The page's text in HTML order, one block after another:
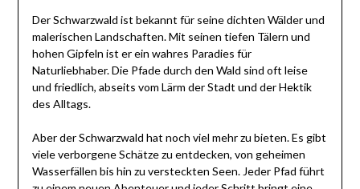
Der Schwarzwald ist bekannt für seine dichten Wälder und
malerischen Landschaften. Mit seinen tiefen Tälern und
hohen Gipfeln ist er ein wahres Paradies für
Naturliebhaber. Die Pfade durch den Wald sind oft leise
und friedlich, abseits vom Lärm der Stadt und der Hektik
des Alltags.
Aber der Schwarzwald hat noch viel mehr zu bieten. Es gibt
viele verborgene Schätze zu entdecken, von geheimen
Wasserfällen bis hin zu versteckten Seen. Jeder Pfad führt